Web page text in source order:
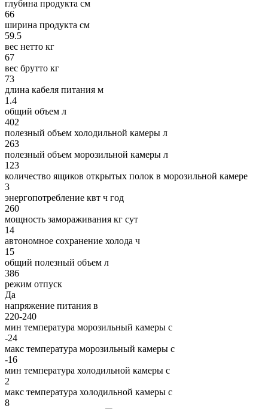
глубина продукта см
66
ширина продукта см
59.5
вес нетто кг
67
вес брутто кг
73
длина кабеля питания м
1.4
общий объем л
402
полезный объем холодильной камеры л
263
полезный объем морозильной камеры л
123
количество ящиков открытых полок в морозильной камере
3
энергопотребление квт ч год
260
мощность замораживания кг сут
14
автономное сохранение холода ч
15
общий полезный объем л
386
режим отпуск
Да
напряжение питания в
220-240
мин температура морозильный камеры c
-24
макс температура морозильный камеры c
-16
мин температура холодильной камеры c
2
макс температура холодильной камеры c
8